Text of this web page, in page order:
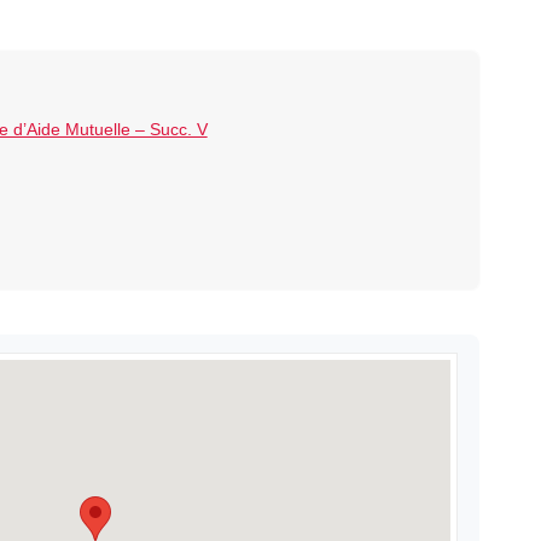
d’Aide Mutuelle – Succ. V